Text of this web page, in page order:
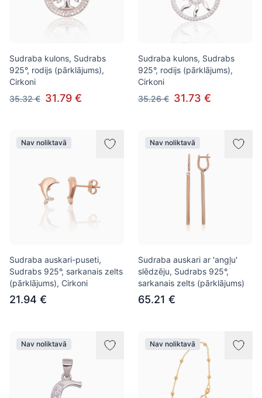
Sudraba kulons, Sudrabs
925°, rodijs (pārklājums),
Cirkoni
35.32 € 31.79 €
Sudraba kulons, Sudrabs
925°, rodijs (pārklājums),
Cirkoni
35.26 € 31.73 €
Nav noliktavā
Sudraba auskari-puseti,
Sudrabs 925°, sarkanais zelts
(pārklājums), Cirkoni
21.94 €
Nav noliktavā
Sudraba auskari ar 'angļu'
slēdzēju, Sudrabs 925°,
sarkanais zelts (pārklājums)
65.21 €
Nav noliktavā Nav noliktavā